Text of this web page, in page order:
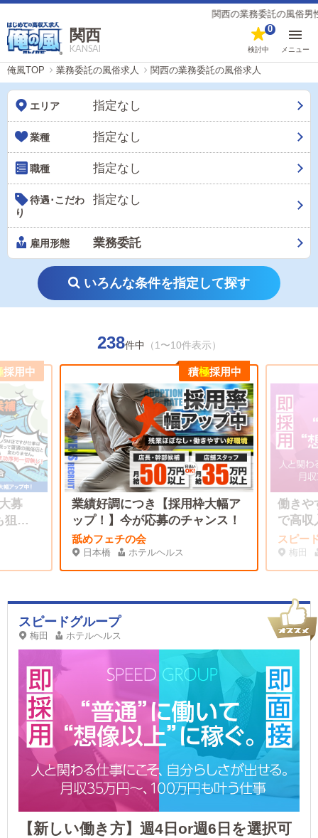
関西の業務委託の風俗男性求人【俺の風】
関西
KANSAI 検討中
0
メニュー
俺風TOP 業務委託の風俗求人 関西の業務委託の風俗求人
エリア 指定なし
業種 指定なし
職種 指定なし
待遇･こだわ
り
指定なし
雇用形態 業務委託
いろんな条件を指定して探す
238件中 （1〜10件表示）
募
狙え
採用中
業績好調につき【採用枠大幅ア
ップ！】今が応募のチャンス！
舐めフェチの会
日本橋 ホテルヘルス
積極採用中
働きや
で高収
スピー
梅田
スピードグループ
梅田 ホテルヘルス
【新しい働き方】週4日or週6日を選択可